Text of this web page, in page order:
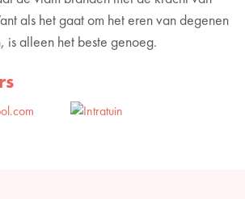
als het gaat om het eren van degenen
is alleen het beste genoeg.